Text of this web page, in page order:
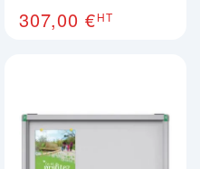
307,00 €HT